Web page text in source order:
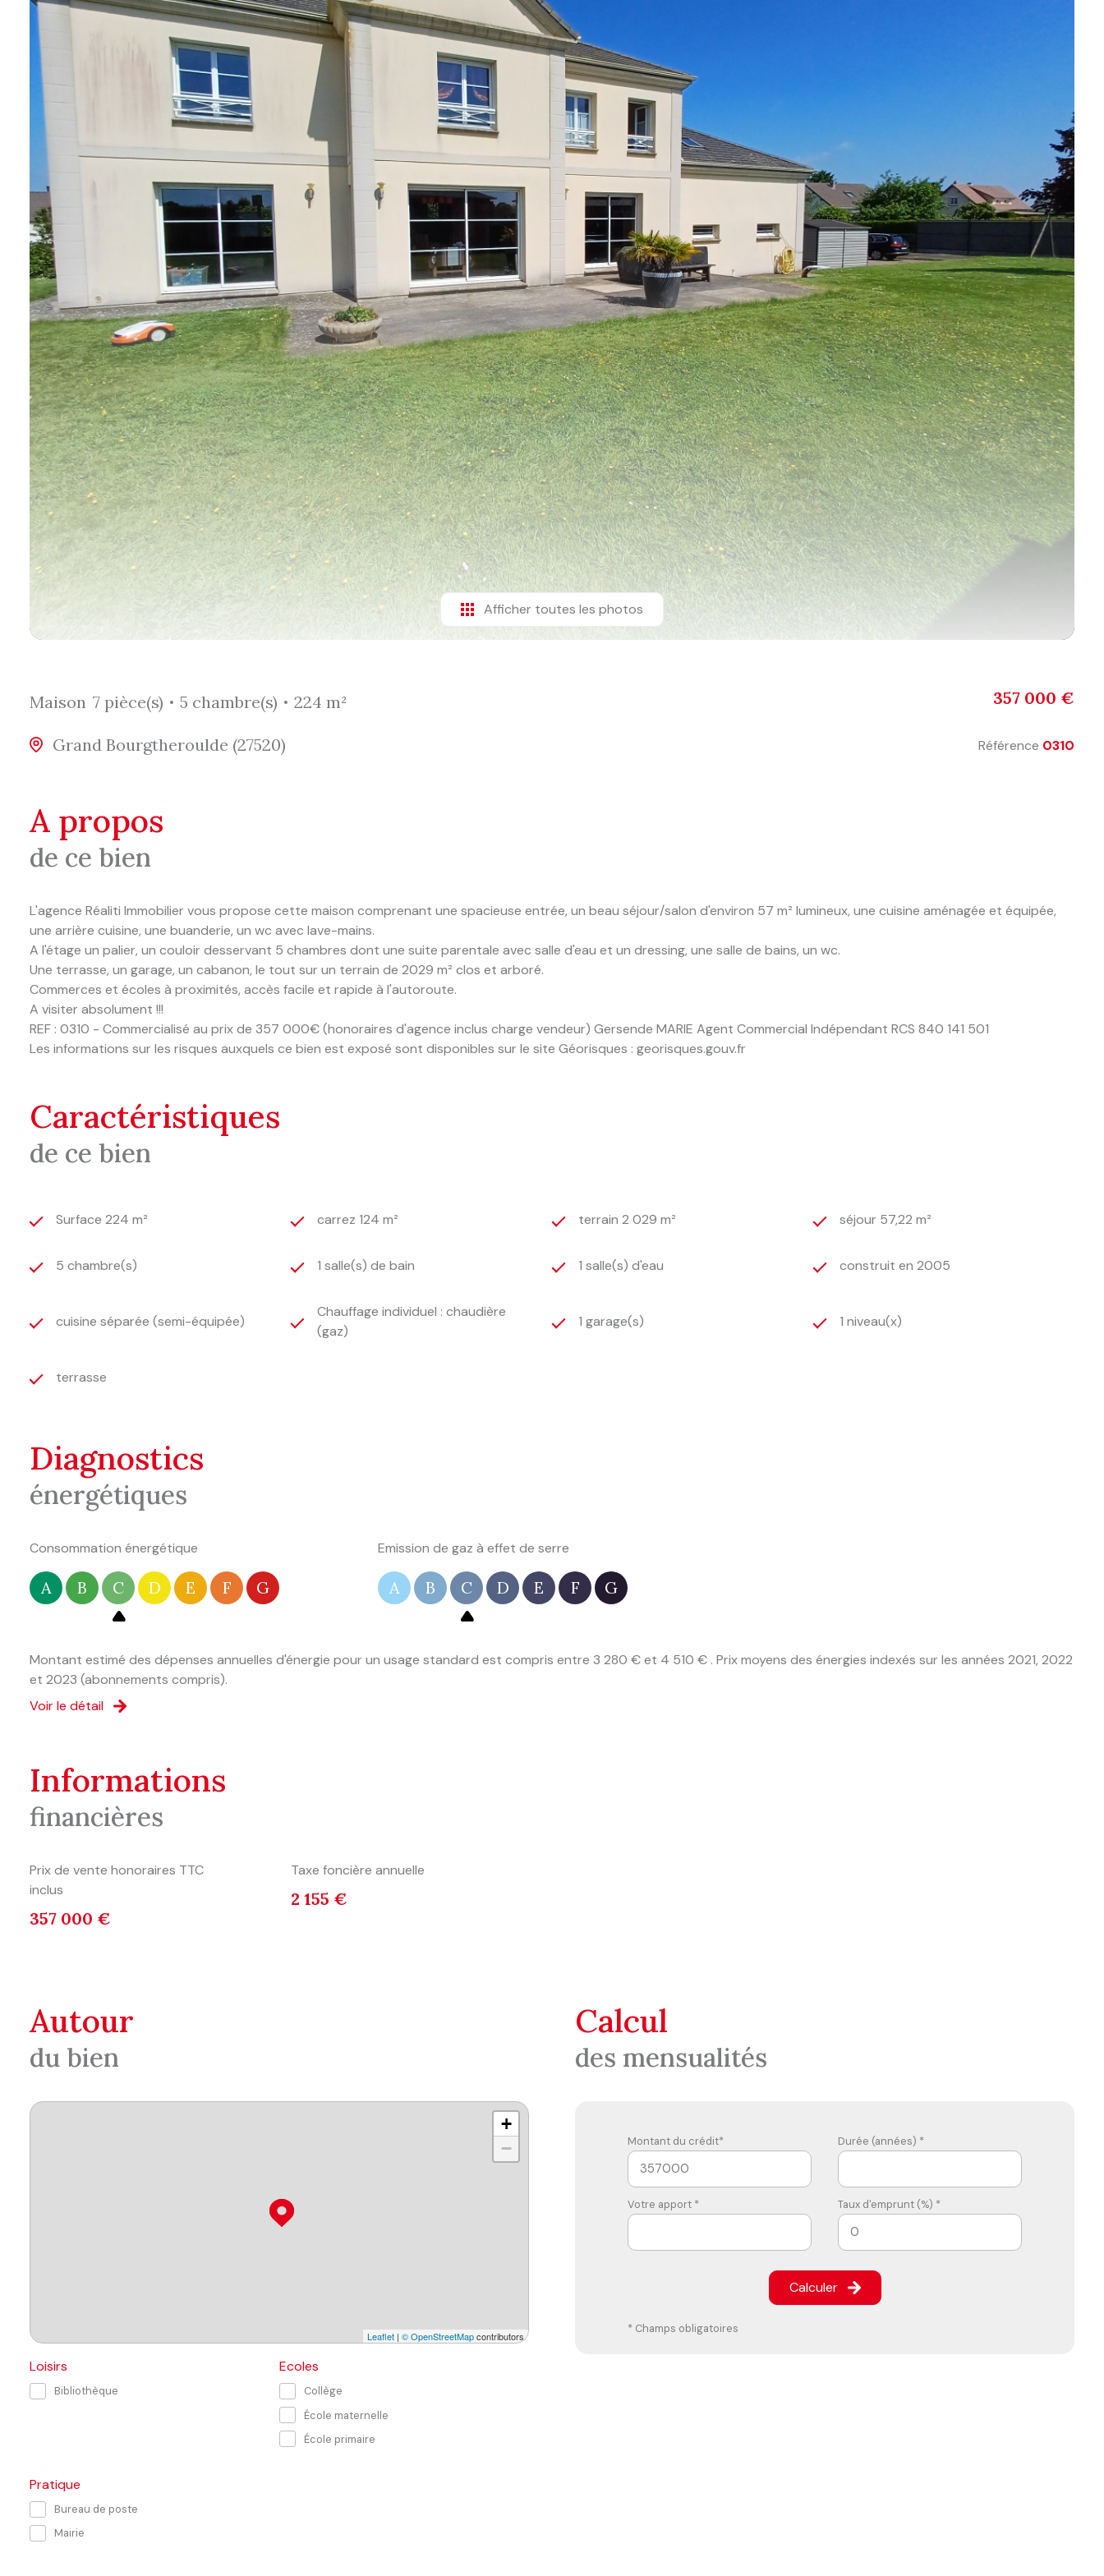
Afficher toutes les photos
Maison 7 pièce(s) 5 chambre(s) 224 m²
Grand Bourgtheroulde (27520)
357 000 €
Référence 0310
a propos
de ce bien
L'agence Réaliti Immobilier vous propose cette maison comprenant une spacieuse entrée, un beau séjour/salon d'environ 57 m² lumineux, une cuisine aménagée et équipée,
une arrière cuisine, une buanderie, un wc avec lave-mains.
A l'étage un palier, un couloir desservant 5 chambres dont une suite parentale avec salle d'eau et un dressing, une salle de bains, un wc.
Une terrasse, un garage, un cabanon, le tout sur un terrain de 2029 m² clos et arboré.
Commerces et écoles à proximités, accès facile et rapide à l'autoroute.
A visiter absolument !!!
REF : 0310 - Commercialisé au prix de 357 000€ (honoraires d'agence inclus charge vendeur) Gersende MARIE Agent Commercial Indépendant RCS 840 141 501
Les informations sur les risques auxquels ce bien est exposé sont disponibles sur le site Géorisques : georisques.gouv.fr
caractéristiques
de ce bien
Surface 224 m² carrez 124 m² terrain 2 029 m² séjour 57,22 m²
5 chambre(s) 1 salle(s) de bain 1 salle(s) d'eau construit en 2005
cuisine séparée (semi-équipée)
Chauffage individuel : chaudière
(gaz)
1 garage(s) 1 niveau(x)
terrasse
diagnostics
énergétiques
Consommation énergétique
A B C D E F G
Emission de gaz à effet de serre
A B C D E F G
Montant estimé des dépenses annuelles d'énergie pour un usage standard est compris entre 3 280 € et 4 510 € . Prix moyens des énergies indexés sur les années 2021, 2022
et 2023 (abonnements compris).
Voir le détail
informations
financières
Prix de vente honoraires TTC
inclus
357 000 €
Taxe foncière annuelle
2 155 €
autour
du bien
+
−
Leaflet | © OpenStreetMapcontributors
Loisirs
Bibliothèque
Ecoles
Collège
École maternelle
École primaire
Pratique
Bureau de poste
Mairie
calcul
des mensualités
Montant du crédit* Durée (années) *
Votre apport * Taux d'emprunt (%) *
Calculer
* Champs obligatoires